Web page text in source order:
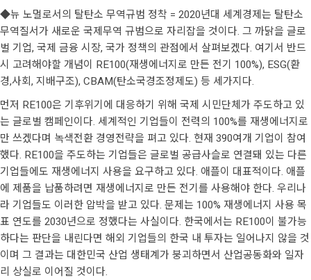
◆뉴 노멀로서의 탈탄소 무역규범 정착 = 2020년대 세계경제는 탈탄소
무역질서가 새로운 국제무역 규범으로 자리잡을 것이다. 그 까닭을 글로
벌 기업, 국제 금융 시장, 국가 정책의 관점에서 살펴보겠다. 여기서 반드
시 고려해야할 개념이 RE100(재생에너지로 만든 전기 100%), ESG(환
경,사회, 지배구조), CBAM(탄소국경조정제도) 등 세가지다.
먼저 RE100은 기후위기에 대응하기 위해 국제 시민단체가 주도하고 있
는 글로벌 캠페인이다. 세계적인 기업들이 전력의 100%를 재생에너지로
만 쓰겠다며 녹색전환 경영전략을 펴고 있다. 현재 390여개 기업이 참여
했다. RE100을 주도하는 기업들은 글로벌 공급사슬로 연결돼 있는 다른
기업들에도 재생에너지 사용을 요구하고 있다. 애플이 대표적이다. 애플
에 제품을 납품하려면 재생에너지로 만든 전기를 사용해야 한다. 우리나
라 기업들도 이러한 압박을 받고 있다. 문제는 100% 재생에너지 사용 목
표 연도를 2030년으로 정했다는 사실이다. 한국에서는 RE100이 불가능
하다는 판단을 내린다면 해외 기업들의 한국 내 투자는 일어나지 않을 것
이며 그 결과는 대한민국 산업 생태계가 붕괴하면서 산업공동화와 일자
리 상실로 이어질 것이다.